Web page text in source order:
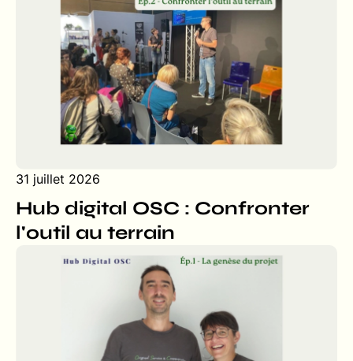
31 juillet 2026
Hub digital OSC : Confronter
l'outil au terrain